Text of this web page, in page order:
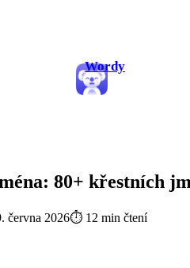
Wordy
80+ křestních
června 2026⏱ 12 min čtení